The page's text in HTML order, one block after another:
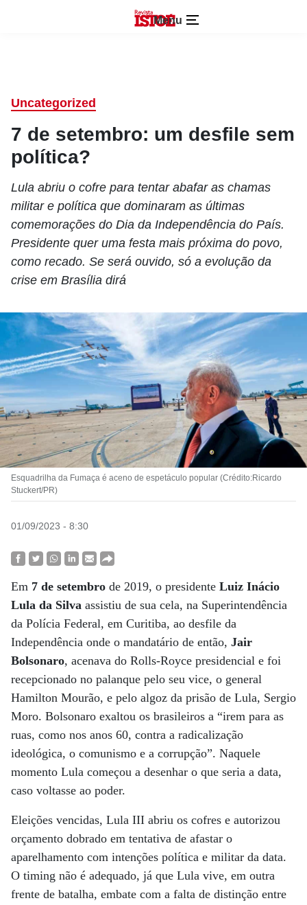
Menu
Uncategorized
7 de setembro: um desfile sem
política?
Lula abriu o cofre para tentar abafar as chamas
militar e política que dominaram as últimas
comemorações do Dia da Independência do País.
Presidente quer uma festa mais próxima do povo,
como recado. Se será ouvido, só a evolução da
crise em Brasília dirá
Esquadrilha da Fumaça é aceno de espetáculo popular (Crédito:Ricardo
Stuckert/PR)
01/09/2023 - 8:30
Em 7 de setembro de 2019, o presidente Luiz Inácio
Lula da Silva assistiu de sua cela, na Superintendência
da Polícia Federal, em Curitiba, ao desfile da
Independência onde o mandatário de então, Jair
Bolsonaro, acenava do Rolls-Royce presidencial e foi
recepcionado no palanque pelo seu vice, o general
Hamilton Mourão, e pelo algoz da prisão de Lula, Sergio
Moro. Bolsonaro exaltou os brasileiros a “irem para as
ruas, como nos anos 60, contra a radicalização
ideológica, o comunismo e a corrupção”. Naquele
momento Lula começou a desenhar o que seria a data,
caso voltasse ao poder.
Eleições vencidas, Lula III abriu os cofres e autorizou
orçamento dobrado em tentativa de afastar o
aparelhamento com intenções política e militar da data.
O timing não é adequado, já que Lula vive, em outra
frente de batalha, embate com a falta de distinção entre